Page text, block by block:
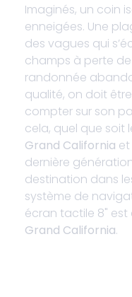
Imaginés, un coin
enneigées. Une
des vagues qui
champs à perte
randonnée
qualité, on doit
compter sur son
cela, quel que soit
Grand California et
dernière
destination dans
système de
écran tactile 8" est
Grand California.